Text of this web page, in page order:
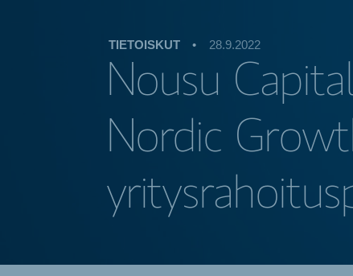
TIETOISKUT • 28.9.2022
Nousu
Nordic